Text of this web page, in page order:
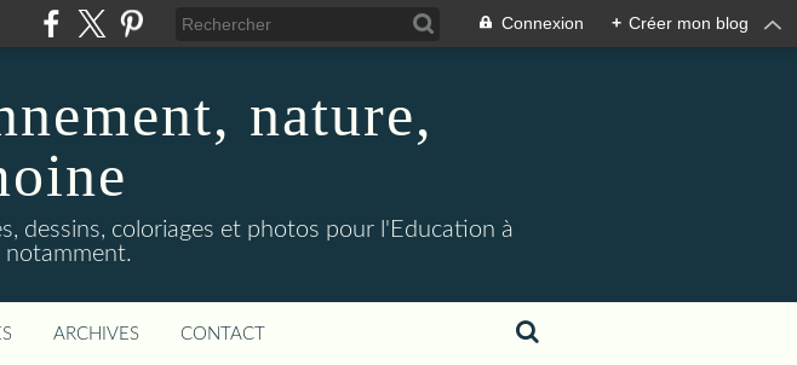
Connexion + Créer mon blog
nature,
dessins, coloriages et photos pour l'Education à
notamment.
ARCHIVES CONTACT